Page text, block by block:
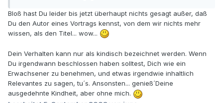
Bloß hast Du leider bis jetzt überhaupt nichts gesagt außer, daß
Du den Autor eines Vortrags kennst, von dem wir nichts mehr
wissen, als den Titel... wow...
Dein Verhalten kann nur als kindisch bezeichnet werden. Wenn
Du irgendwann beschlossen haben solltest, Dich wie ein
Erwachsener zu benehmen, und etwas irgendwie inhaltlich
Relevantes zu sagen, tu´s. Ansonsten... genieß´Deine
ausgedehnte Kindheit, aber ohne mich.